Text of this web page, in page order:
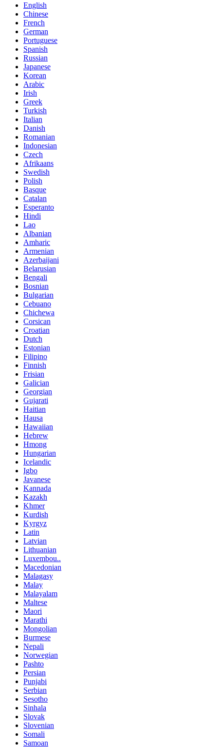
English
Chinese
French
German
Portuguese
Spanish
Russian
Japanese
Korean
Arabic
Irish
Greek
Turkish
Italian
Danish
Romanian
Indonesian
Czech
Afrikaans
Swedish
Polish
Basque
Catalan
Esperanto
Hindi
Lao
Albanian
Amharic
Armenian
Azerbaijani
Belarusian
Bengali
Bosnian
Bulgarian
Cebuano
Chichewa
Corsican
Croatian
Dutch
Estonian
Filipino
Finnish
Frisian
Galician
Georgian
Gujarati
Haitian
Hausa
Hawaiian
Hebrew
Hmong
Hungarian
Icelandic
Igbo
Javanese
Kannada
Kazakh
Khmer
Kurdish
Kyrgyz
Latin
Latvian
Lithuanian
Luxembou..
Macedonian
Malagasy
Malay
Malayalam
Maltese
Maori
Marathi
Mongolian
Burmese
Nepali
Norwegian
Pashto
Persian
Punjabi
Serbian
Sesotho
Sinhala
Slovak
Slovenian
Somali
Samoan